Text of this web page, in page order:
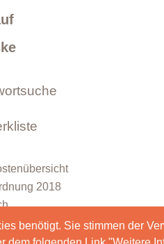
benötigt. Sie stimmen der
2018